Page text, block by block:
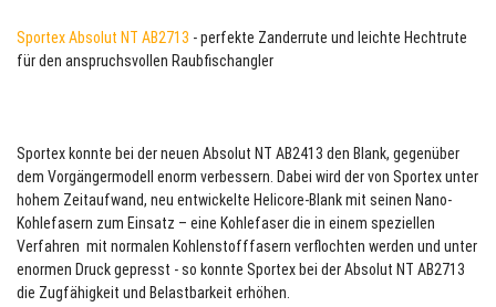
Sportex Absolut NT AB2713 - perfekte Zanderrute und leichte Hechtrute
für den anspruchsvollen Raubfischangler
Sportex konnte bei der neuen Absolut NT AB2413 den Blank, gegenüber
dem Vorgängermodell enorm verbessern. Dabei wird der von Sportex unter
hohem Zeitaufwand, neu entwickelte Helicore-Blank mit seinen Nano-
Kohlefasern zum Einsatz – eine Kohlefaser die in einem speziellen
Verfahren mit normalen Kohlenstofffasern verflochten werden und unter
enormen Druck gepresst - so konnte Sportex bei der Absolut NT AB2713
die Zugfähigkeit und Belastbarkeit erhöhen.